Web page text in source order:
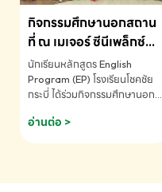
กิจกรรมศึกษานอกสถาน
ที่ ณ เมเจอร์ ซีนีเพล็กซ์
ระดับประถมศึกษา (EP.1-
6)
นักเรียนหลักสูตร English
Program (EP) โรงเรียนโชคชัย
กระบี่ ได้ร่วมกิจกรรมศึกษานอก
ชมภาพยนตร์ Toy Story 5
(Soundtrack)เพื่อเสริมทักษะ
ภาษา ผ่านประสบการณ์การเรียนรู้
อ่านต่อ >